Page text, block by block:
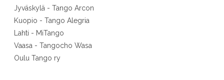
Jyväskylä - Tango Arcon
Kuopio - Tango Alegria
Lahti - MiTango
Vaasa - Tangocho Wasa
Oulu Tango ry